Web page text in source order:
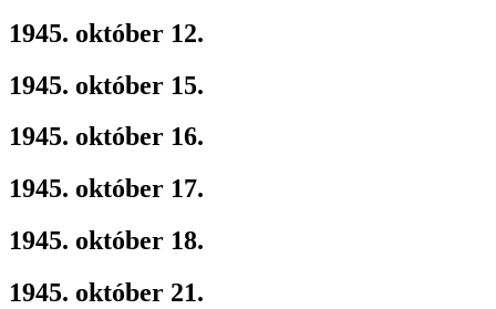
1945. október 12.
1945. október 15.
1945. október 16.
1945. október 17.
1945. október 18.
1945. október 21.